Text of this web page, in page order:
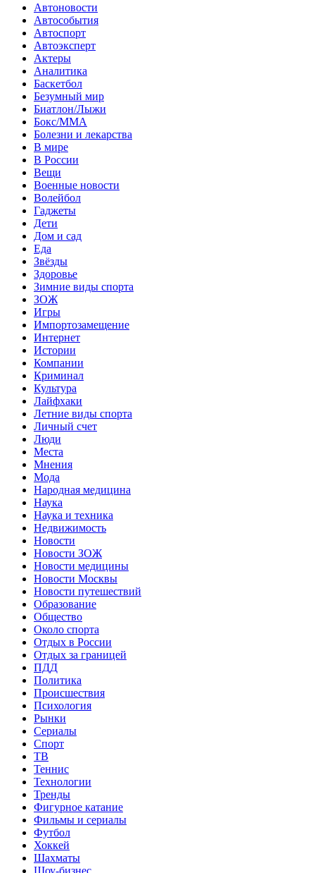
Автоновости
Автособытия
Автоспорт
Автоэксперт
Актеры
Аналитика
Баскетбол
Безумный мир
Биатлон/Лыжи
Бокс/MMA
Болезни и лекарства
В мире
В России
Вещи
Военные новости
Волейбол
Гаджеты
Дети
Дом и сад
Еда
Звёзды
Здоровье
Зимние виды спорта
ЗОЖ
Игры
Импортозамещение
Интернет
Истории
Компании
Криминал
Культура
Лайфхаки
Летние виды спорта
Личный счет
Люди
Места
Мнения
Мода
Народная медицина
Наука
Наука и техника
Недвижимость
Новости
Новости ЗОЖ
Новости медицины
Новости Москвы
Новости путешествий
Образование
Общество
Около спорта
Отдых в России
Отдых за границей
ПДД
Политика
Происшествия
Психология
Рынки
Сериалы
Спорт
ТВ
Теннис
Технологии
Тренды
Фигурное катание
Фильмы и сериалы
Футбол
Хоккей
Шахматы
Шоу-бизнес